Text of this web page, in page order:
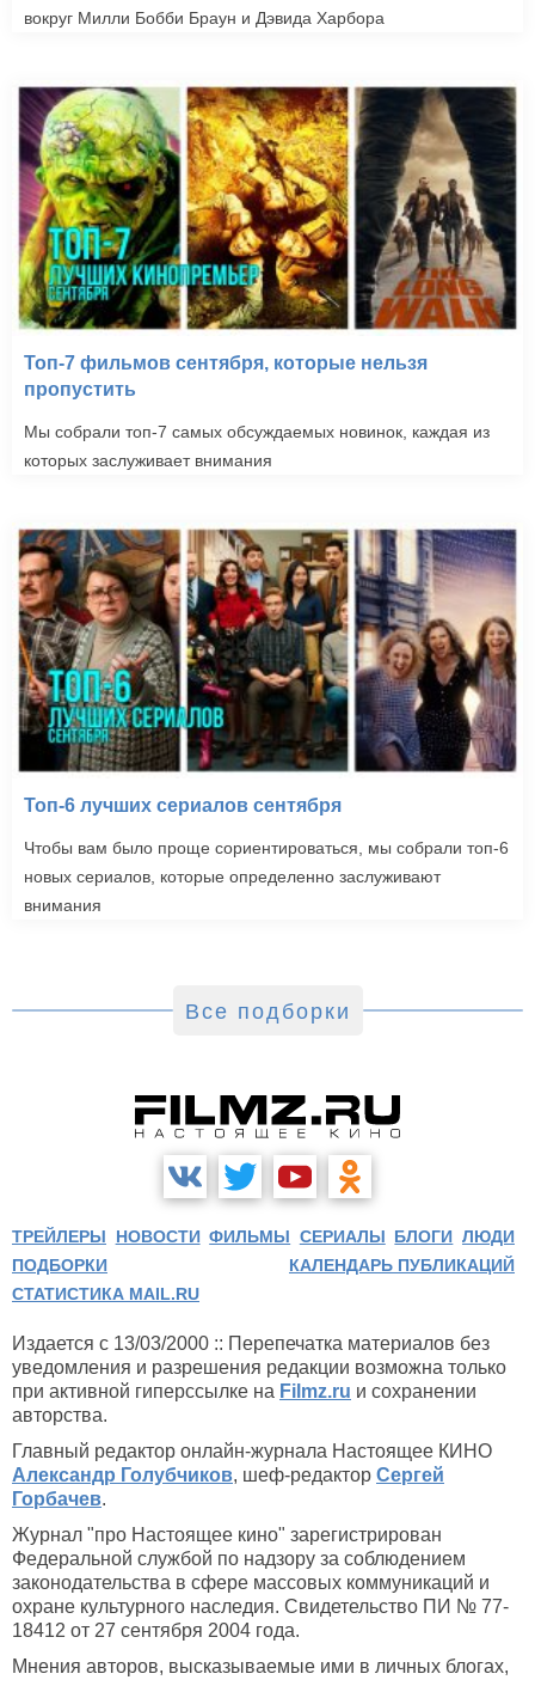
вокруг Милли Бобби Браун и Дэвида Харбора
Топ-7 фильмов сентября, которые нельзя
пропустить
Мы собрали топ-7 самых обсуждаемых новинок, каждая из
которых заслуживает внимания
Топ-6 лучших сериалов сентября
Чтобы вам было проще сориентироваться, мы собрали топ-6
новых сериалов, которые определенно заслуживают
внимания
Все подборки
ТРЕЙЛЕРЫ НОВОСТИ ФИЛЬМЫ СЕРИАЛЫ БЛОГИ ЛЮДИ
ПОДБОРКИ
КАЛЕНДАРЬ ПУБЛИКАЦИЙ
СТАТИСТИКА MAIL.RU
Издается с 13/03/2000 :: Перепечатка материалов без
уведомления и разрешения редакции возможна только
при активной гиперссылке на Filmz.ru и сохранении
авторства.
Главный редактор онлайн-журнала Настоящее КИНО
Александр Голубчиков, шеф-редактор Сергей
Горбачев.
Журнал "про Настоящее кино" зарегистрирован
Федеральной службой по надзору за соблюдением
законодательства в сфере массовых коммуникаций и
охране культурного наследия. Свидетельство ПИ № 77-
18412 от 27 сентября 2004 года.
Мнения авторов, высказываемые ими в личных блогах,